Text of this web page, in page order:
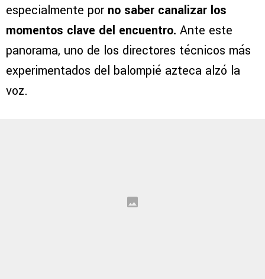
especialmente por no saber canalizar los
momentos clave del encuentro. Ante este
panorama, uno de los directores técnicos más
experimentados del balompié azteca alzó la
voz.